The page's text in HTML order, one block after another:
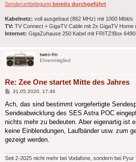
Senderumbelegung bereits durchgeführt
Kabelnetz: voll ausgebaut (862 MHz) mit 1000 Mbit/s
TV: TV Connect + GigaTV Cable mit 2x GigaTV Home
Internet: GigaZuhause 250 Kabel mit FRITZ!Box
twen-fm
Ehrenmitglied
Re: Zee One startet Mitte des Jahres
Beitrag
31.05.2020, 17:46
Ach, das sind bestimmt vorgefertigte
Sendeabwicklung des SES Astra POC
nichts mehr zu bedeuten. Aber eigenartig ist
keine Einblendungen, Laufbänder usw. zum
gezeigt werden.
Seit 2-2025 nicht mehr bei Vodafone, sondern bei Pyur